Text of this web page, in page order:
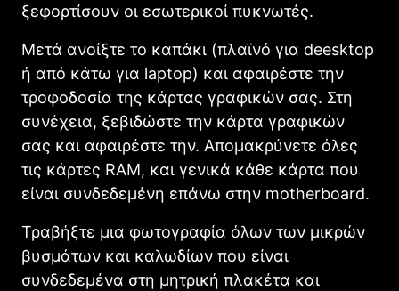
ξεφορτίσουν οι εσωτερικοί πυκνωτές.
Μετά ανοίξτε το καπάκι (πλαϊνό για deesktop
ή από κάτω για laptop) και αφαιρέστε την
τροφοδοσία της κάρτας γραφικών σας. Στη
συνέχεια, ξεβιδώστε την κάρτα γραφικών
σας και αφαιρέστε την. Απομακρύνετε όλες
τις κάρτες RAM, και γενικά κάθε κάρτα που
είναι συνδεδεμένη επάνω στην motherboard.
Τραβήξτε μια φωτογραφία όλων των μικρών
βυσμάτων και καλωδίων που είναι
συνδεδεμένα στη μητρική πλακέτα και